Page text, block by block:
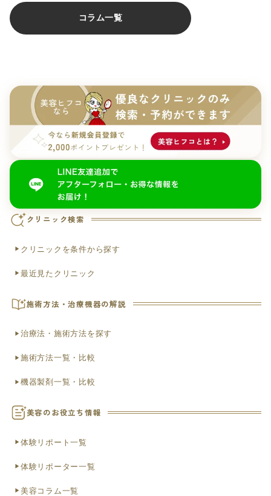
コラム一覧
クリニック検索
クリニックを条件から探す
最近見たクリニック
施術方法・治療機器の解説
治療法・施術方法を探す
施術方法一覧・比較
機器製剤一覧・比較
美容のお役立ち情報
体験リポート一覧
体験リポーター一覧
美容コラム一覧